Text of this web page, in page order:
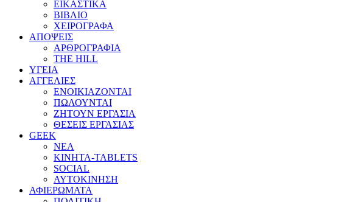
ΕΙΚΑΣΤΙΚΑ
ΒΙΒΛΙΟ
ΧΕΙΡΟΓΡΑΦΑ
ΑΠΟΨΕΙΣ
ΑΡΘΡΟΓΡΑΦΙΑ
THE HILL
ΥΓΕΙΑ
ΑΓΓΕΛΙΕΣ
ΕΝΟΙΚΙΑΖΟΝΤΑΙ
ΠΩΛΟΥΝΤΑΙ
ΖΗΤΟΥΝ ΕΡΓΑΣΙΑ
ΘΕΣΕΙΣ ΕΡΓΑΣΙΑΣ
GEEK
ΝΕΑ
ΚΙΝΗΤΑ-TABLETS
SOCIAL
ΑΥΤΟΚΙΝΗΣΗ
ΑΦΙΕΡΩΜΑΤΑ